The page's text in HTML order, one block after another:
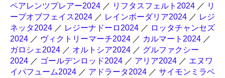
ペアレンツプレアー2024 ／ リフタスフェルト2024 ／ リ
ープオブフェイス2024 ／ レインボーダリア2024 ／ レジ
ネッタ2024 ／ レジーナドーロ2024 ／ ロッタチャンセズ
2024 ／ ヴィクトリーマーチ2024 ／ カルマート2024 ／
ガロシェ2024 ／ オルトシア2024 ／ グルファクシー
2024 ／ ゴールデンロッド2024 ／ アリア2024 ／ エヌワ
イパフューム2024 ／ アドラータ2024 ／ サイモンミラベ